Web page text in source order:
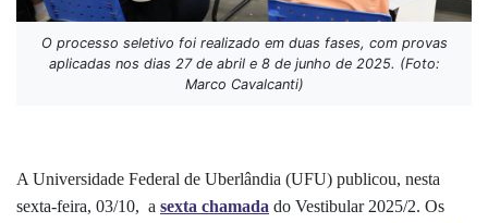
O processo seletivo foi realizado em duas fases, com provas
aplicadas nos dias 27 de abril e 8 de junho de 2025. (Foto:
Marco Cavalcanti)
A Universidade Federal de Uberlândia (UFU) publicou, nesta
sexta-feira, 03/10, a sexta chamada do Vestibular 2025/2. Os